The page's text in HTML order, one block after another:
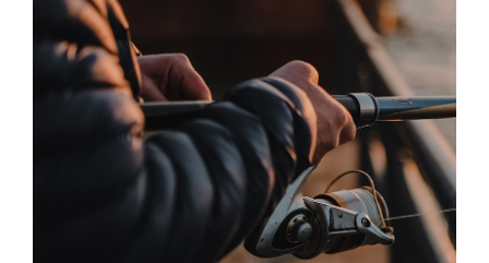
temel alan şirket, olta takımı tedarikçileri, olta
takımı e-ticareti ve sınır ötesi olta takımı
üreticilerine OEM ve toptan satış hizmetleri
sunmaktadır.